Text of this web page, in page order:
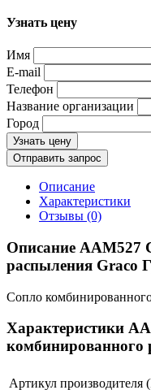
Узнать цену
Имя
E-mail
Телефон
Название организации
Город
Узнать цену
Отправить запрос
Описание
Характеристики
Отзывы (0)
Описание AAM527
распыления Graco
Сопло
Характеристики
комбинированного
Артикул производителя